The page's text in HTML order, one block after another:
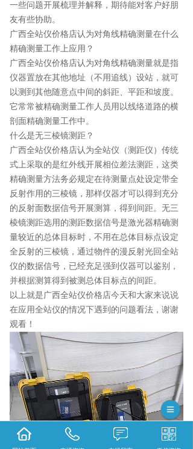
一些问题开展梳理并解释，期待能对客户好朋
友有些协助。
广西全站仪价格店认为对角线精确测量在什么
精确测量工作上应用？
广西全站仪价格店认为对角线精确测量就是指
仪器置放在其他地址（不用追线）设站，就可
以测到其他随意点中间的斜距、平距和坡度。
它常常被精确测量工作人员用以线络道路的横
剖面精确测量工作中。
什么是无三棱镜测距？
广西全站仪价格店认为全站仪（测距仪）传统
式上采取的是红外线开展相位差法测距，这类
精确测量方法务必规定在待测量点处设定带全
反射作用的三棱镜，那样仪器才可以得到充分
的反射面数据信号开展测算，得到间距。无三
棱镜测距选用的测距数据信号是激光器精确测
量较近的总体目标时，不用在总体目标点设定
全反射的三棱镜，通过物件的漫反射光回全站
仪的数据信号，已经充足强到仪器可以鉴别，
并根据测算得到被测总体目标点的间距。
以上就是广西全站仪价格店今天和大家来说说
在应用全站仪的情况下遇到的问题看法，谢谢
观看！